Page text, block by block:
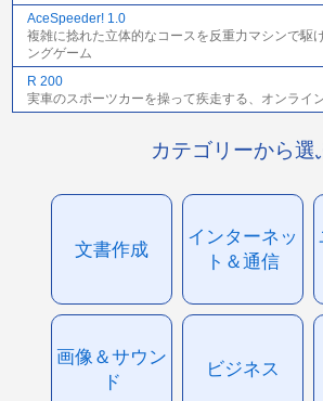
AceSpeeder! 1.0
複雑に捻れた立体的なコースを反重力マシンで駆
ングゲーム
R 200
実車のスポーツカーを操って疾走する、オンライ
カテゴリーから選
文書作成
インターネッ
ト＆通信
画像＆サウン
ド
ビジネス